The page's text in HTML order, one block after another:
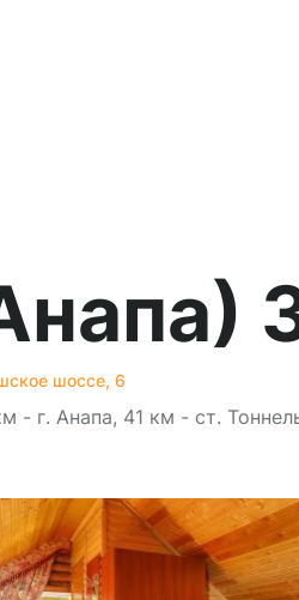
шоссе, 6
- г. Анапа, 41 км - ст.